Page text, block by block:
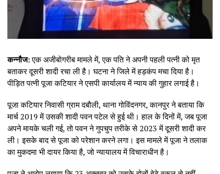
कन्नौज:एक अजीबोगरीब मामले में, एक पति ने अपनी पहली पत्नी को मृत
बताकर दूसरी शादी रचा ली है। घटना ने जिले में हड़कंप मचा दिया है।
पीड़ित पत्नी पूजा कटियार ने एसपी कार्यालय में न्याय की गुहार लगाई है।
पूजा कटियार निवासी ग्राम दबौली, थाना गोविंदनगर, कानपुर ने बताया कि
मार्च 2019 में उसकी शादी पवन पटेल से हुई थी। हाल के दिनों में, जब पूजा
अपने मायके चली गई, तो पवन ने गुपचुप तरीके से 2023 में दूसरी शादी कर
ली। इसके बाद से पूजा को परेशान करने लगा। इस मामले में पूजा ने तलाक
का मुकदमा भी दायर किया है, जो न्यायालय में विचाराधीन है।